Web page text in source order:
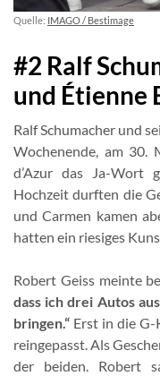
Quelle: IMAGO / Bestimage
#2 Ralf
und Étienne
Ralf Schumacher und
Wochenende, am 30.
d’Azur das Ja-Wort
Hochzeit durften die
und Carmen kamen
hatten ein riesiges
Robert Geiss meinte
dass ich drei Autos
bringen.“ Erst in die
reingepasst. Als
der beiden. Robert